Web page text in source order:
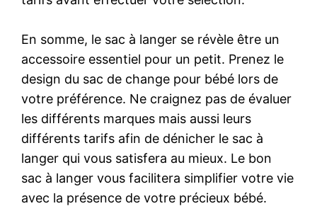
En somme, le sac à langer se révèle être un
accessoire essentiel pour un petit. Prenez le
design du sac de change pour bébé lors de
votre préférence. Ne craignez pas de évaluer
les différents marques mais aussi leurs
différents tarifs afin de dénicher le sac à
langer qui vous satisfera au mieux. Le bon
sac à langer vous facilitera simplifier votre vie
avec la présence de votre précieux bébé.